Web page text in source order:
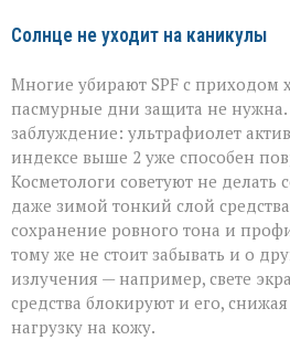
Солнце не уходит на каникулы
Многие убирают SPF с приходом
пасмурные дни защита не нужна.
заблуждение: ультрафиолет
индексе выше 2 уже способен
Косметологи советуют не делать
даже зимой тонкий слой средства
сохранение ровного тона и
тому же не стоит забывать и о
излучения — например, свете
средства блокируют и его,
нагрузку на кожу.